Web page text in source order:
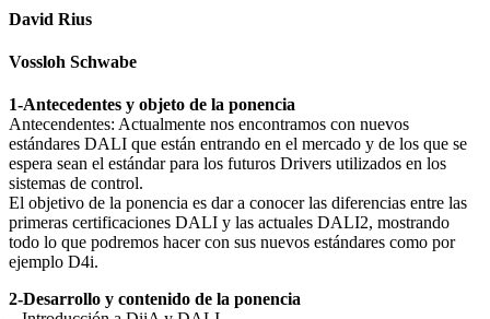
David Rius
Vossloh Schwabe
1-Antecedentes y objeto de la ponencia
Antecendentes: Actualmente nos encontramos con nuevos
estándares DALI que están entrando en el mercado y de los que se
espera sean el estándar para los futuros Drivers utilizados en los
sistemas de control.
El objetivo de la ponencia es dar a conocer las diferencias entre las
primeras certificaciones DALI y las actuales DALI2, mostrando
todo lo que podremos hacer con sus nuevos estándares como por
ejemplo D4i.
2-Desarrollo y contenido de la ponencia